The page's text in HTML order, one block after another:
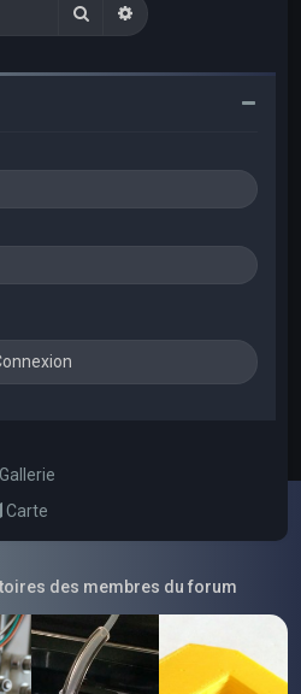
RechercherRecherche avancée
Gallerie
Carte
des membres du forum